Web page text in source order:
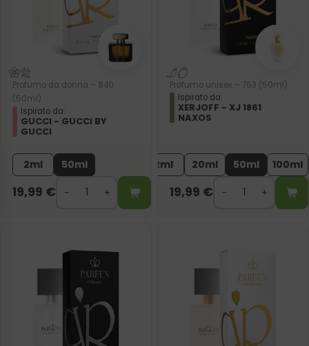
Profumo da donna – 840
(50ml)
Ispirato da:
GUCCI - GUCCI BY
GUCCI
2ml 50ml
19,99 €
Profumo unisex – 763 (50ml)
Ispirato da:
XERJOFF - XJ 1861
NAXOS
2ml 20ml 50ml 100ml
19,99 €